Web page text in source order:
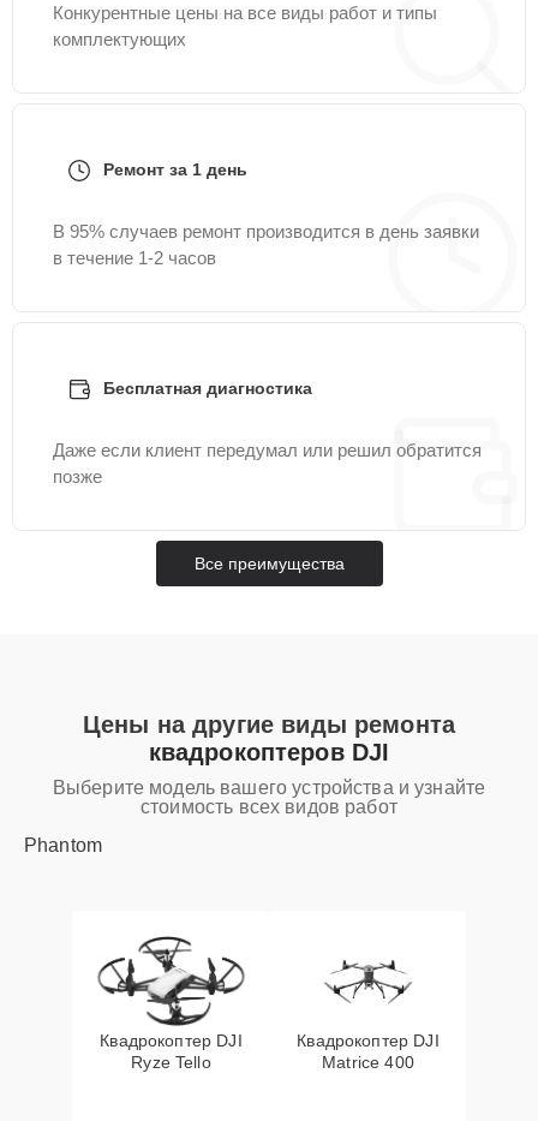
Конкурентные цены на все виды работ и типы
комплектующих
Ремонт за 1 день
В 95% случаев ремонт производится в день заявки
в течение 1-2 часов
Бесплатная диагностика
Даже если клиент передумал или решил обратится
позже
Все преимущества
Цены на другие виды ремонта
квадрокоптеров DJI
Выберите модель вашего устройства и узнайте
стоимость всех видов работ
Phantom
Квадрокоптер DJI
Ryze Tello
Квадрокоптер DJI
Matrice 400